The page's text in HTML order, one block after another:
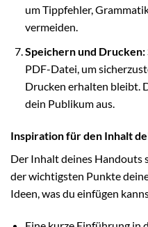
um Tippfehler,
vermeiden.
Speichern und Drucken:
PDF-Datei, um
Drucken erhalten bleibt.
dein Publikum aus.
Inspiration für den Inhalt
Der Inhalt deines Handouts
der wichtigsten Punkte
Ideen, was du einfügen